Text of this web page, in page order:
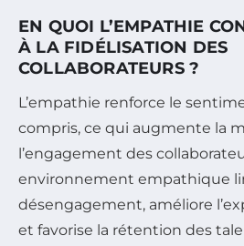
EN QUOI L’EMPATHIE
À LA FIDÉLISATION DES
COLLABORATEURS ?
L’empathie renforce le
compris, ce qui augmente la
l’engagement des
environnement empathique
désengagement, améliore
et favorise la rétention des